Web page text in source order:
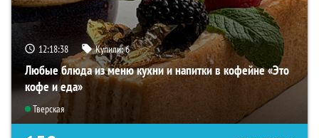
12:18:37 Купили:6
Любые блюда из меню кухни и напитки в кофейне «Это
кофе и еда»
Тверская